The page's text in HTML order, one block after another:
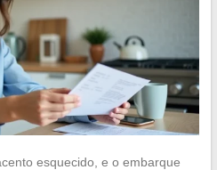
esquecido, e o embarque